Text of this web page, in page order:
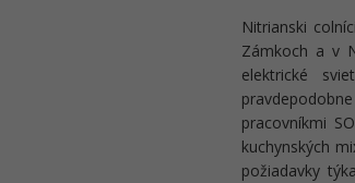
Nitrianski
Zámkoch a v
elektrické
pracovníkmi
kuchynských
požiadavky